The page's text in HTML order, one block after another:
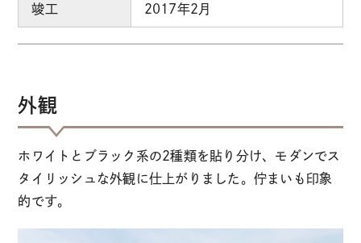
竣工 2017年2月
外観
ホワイトとブラック系の2種類を貼り分け、モダンでス
タイリッシュな外観に仕上がりました。佇まいも印象
的です。